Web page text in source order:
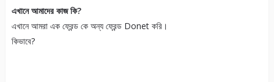
এখানে আমাদের কাজ কি?
এখানে আমরা এক ফ্রেন্ড কে অন্য ফ্রেন্ড Donet করি।
কিভাবে?